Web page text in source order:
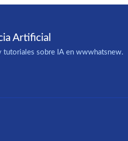
Artificial
tutoriales sobre IA en wwwhatsnew.